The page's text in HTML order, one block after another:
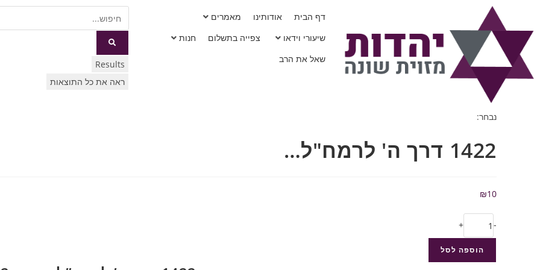
דף הבית אודותינו
מאמרים
שיעורי וידאו
צפייה בתשלום
חנות
שאל את הרב
Results
ראה את כל התוצאות
נבחר:
1422 דרך ה' לרמח"ל…
₪10
-
+
הוספה לסל